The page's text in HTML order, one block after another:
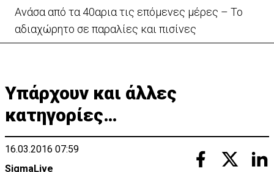
Ραντεβού με τις «Περσείδες»: Κορυφώνεται το
εντυπωσιακό φαινόμενο στην Κύπρο
Υπάρχουν και άλλες
κατηγορίες…
16.03.2016 07:59
SigmaLive